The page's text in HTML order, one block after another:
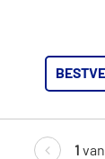
1 van